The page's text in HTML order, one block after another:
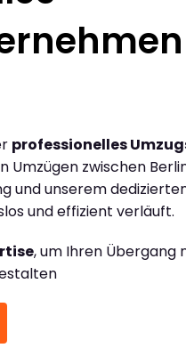
professionelles
Umzügen zwischen
und unserem
und effizient verläuft.
, um Ihren Übergang